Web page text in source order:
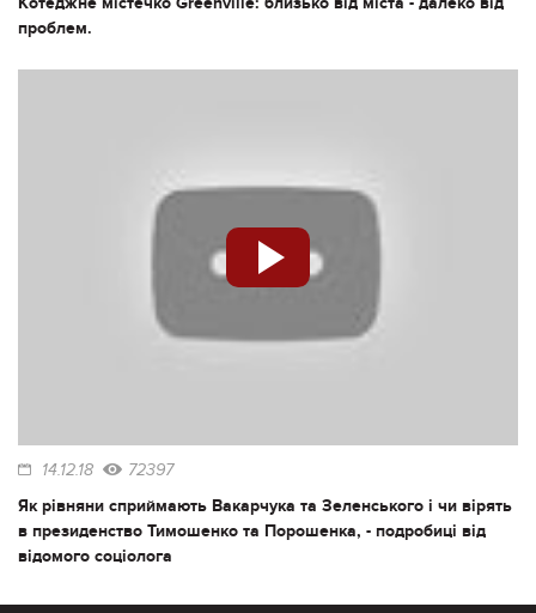
проблем.
14.12.18 72397
Як рівняни сприймають Вакарчука та Зеленського і чи вірять
в президенство Тимошенко та Порошенка, - подробиці від
відомого соціолога